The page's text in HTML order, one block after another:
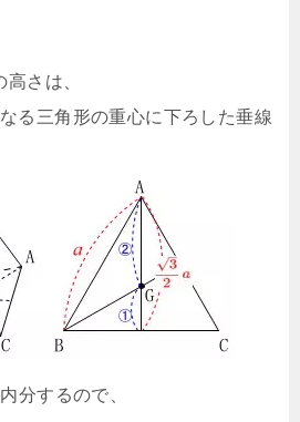
さは、
る三角形の重心に下ろした垂線
分するので、